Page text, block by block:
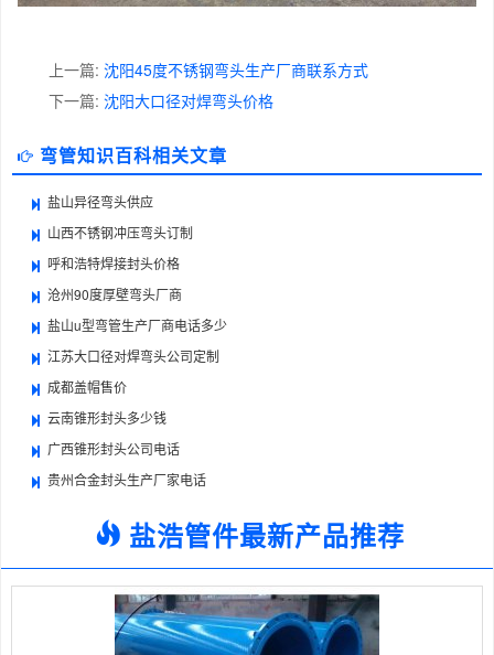
上一篇: 沈阳45度不锈钢弯头生产厂商联系方式
下一篇: 沈阳大口径对焊弯头价格
弯管知识百科相关文章
盐山异径弯头供应
山西不锈钢冲压弯头订制
呼和浩特焊接封头价格
沧州90度厚壁弯头厂商
盐山u型弯管生产厂商电话多少
江苏大口径对焊弯头公司定制
成都盖帽售价
云南锥形封头多少钱
广西锥形封头公司电话
贵州合金封头生产厂家电话
盐浩管件最新产品推荐